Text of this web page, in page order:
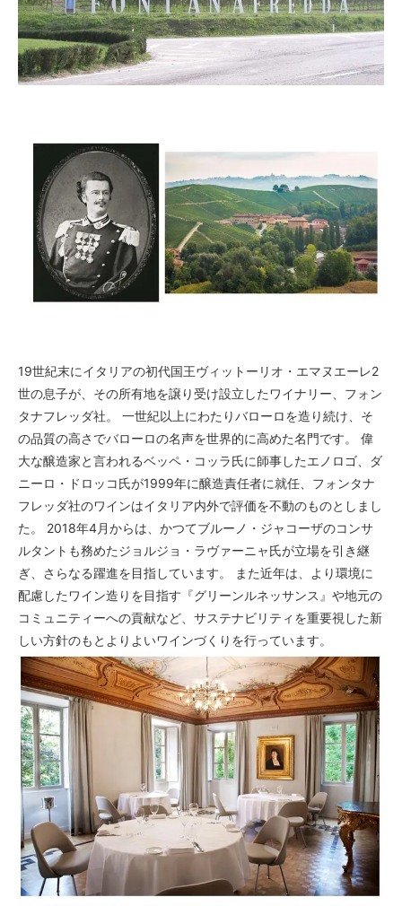
19世紀末にイタリアの初代国王ヴィットーリオ・エマヌエーレ2
世の息子が、その所有地を譲り受け設立したワイナリー、フォン
タナフレッダ社。 一世紀以上にわたりバローロを造り続け、そ
の品質の高さでバローロの名声を世界的に高めた名門です。 偉
大な醸造家と言われるベッペ・コッラ氏に師事したエノロゴ、ダ
ニーロ・ドロッコ氏が1999年に醸造責任者に就任、フォンタナ
フレッダ社のワインはイタリア内外で評価を不動のものとしまし
た。 2018年4月からは、かつてブルーノ・ジャコーザのコンサ
ルタントも務めたジョルジョ・ラヴァーニャ氏が立場を引き継
ぎ、さらなる躍進を目指しています。 また近年は、より環境に
配慮したワイン造りを目指す『グリーンルネッサンス』や地元の
コミュニティーへの貢献など、サステナビリティを重要視した新
しい方針のもとよりよいワインづくりを行っています。